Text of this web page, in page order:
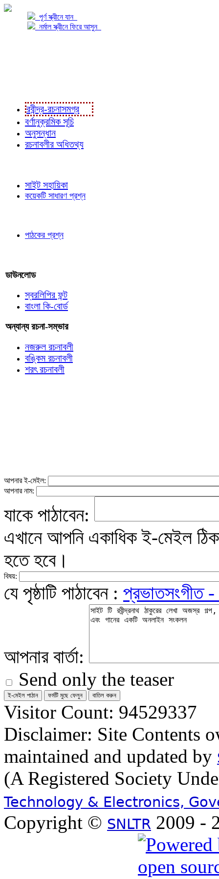
পূর্ণ স্ক্রীনে যান
নর্মাল স্ক্রীনে ফিরে আসুন
রবীন্দ্র-রচনাসমগ্র
বর্ণানুক্রমিক সূচি
অনুসন্ধান
রচনাবলীর অধিতথ্য
সাইট সহায়িকা
কয়েকটি সাধারণ প্রশ্ন
পাঠকের প্রশ্ন
ডাউনলোড
স্বরলিপির ফন্ট
বাংলা কি-বোর্ড
অন্যান্য রচনা-সম্ভার
নজরুল রচনাবলী
বঙ্কিম রচনাবলী
শরৎ রচনাবলী
আপনার ই-মেইল:
আপনার নাম:
যাকে পাঠাবেন:
এখানে আপনি একাধিক ই-মেইল
হতে হবে।
বিষয়:
যে পৃষ্ঠাটি পাঠাবেন : প্রভাতসংগীত
আপনার বার্তা:
Send only the teaser
Visitor Count: 94529337
Disclaimer: Site Contents
maintained and updated by
(A Registered Society
Technology & Electronics,
Copyright © SNLTR 2009 -